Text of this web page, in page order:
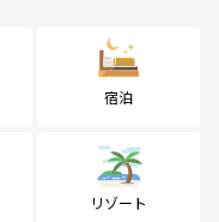
宿泊
リゾート